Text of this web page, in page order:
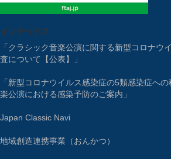
インデックス
「クラシック音楽公演に関する新型コロナウ
査について【公表】」
「新型コロナウイルス感染症の5類感染症へ
楽公演における感染予防のご案内」
Japan Classic Navi
地域創造連携事業（おんかつ）